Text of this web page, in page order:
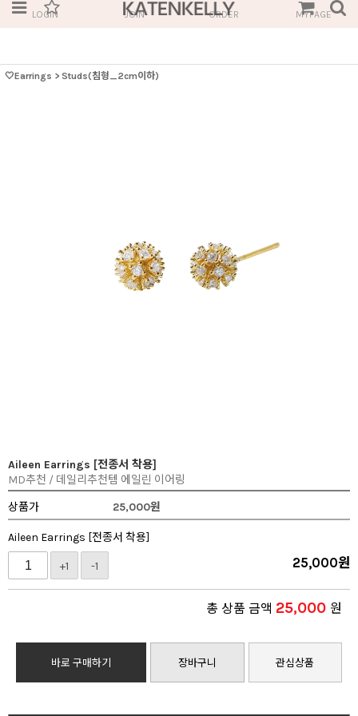
LOGIN JOIN ORDER MYPAGE
🤍Earrings > Studs(침형_2cm이하)
Aileen Earrings [전종서 착용]
MD추천 / 데일리추천템 에일린 이어링
상품가
25,000원
Aileen Earrings [전종서 착용]
+1 -1 25,000원
총 상품 금액 25,000 원
바로 구매하기 장바구니 관심상품